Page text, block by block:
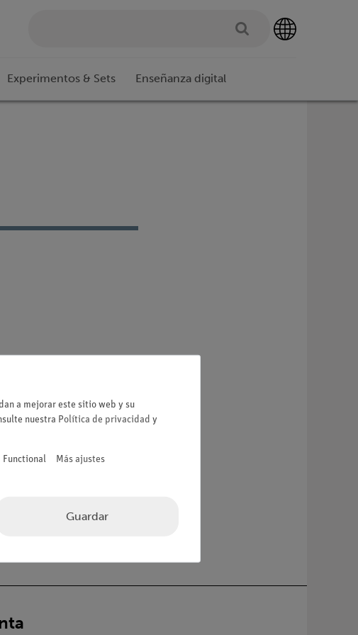
Experimentos & Sets Enseñanza digital
a mejorar este sitio web y su
nuestra Política de privacidad y
Functional Más ajustes
Guardar